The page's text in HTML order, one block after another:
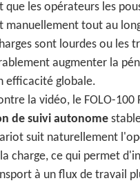
que les opérateurs les
manuellement tout au
sont lourdes ou les
augmenter la
efficacité globale.
la vidéo, le FOLO-100
de suivi autonome
suit naturellement
charge, ce qui permet
à un flux de travail